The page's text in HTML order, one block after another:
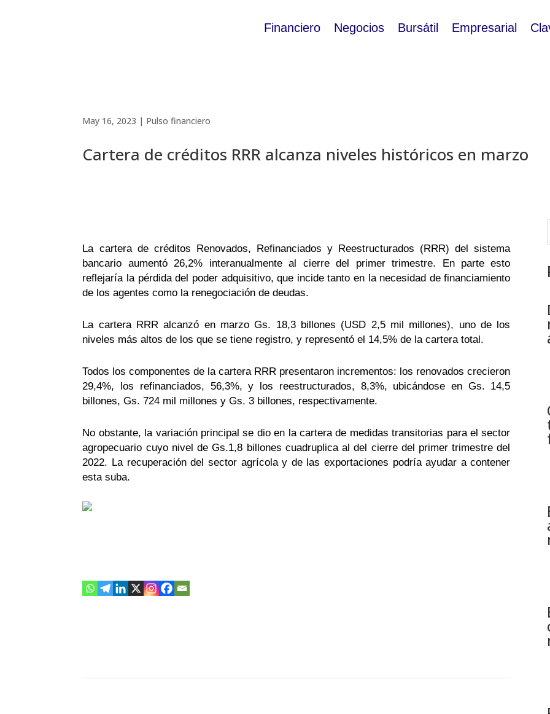
Financiero Negocios Bursátil Empresarial
May 16, 2023 | Pulso financiero
Cartera de créditos RRR alcanza niveles históricos en marzo
La cartera de créditos Renovados, Refinanciados y Reestructurados (RRR) del sistema
bancario aumentó 26,2% interanualmente al cierre del primer trimestre. En parte esto
reflejaría la pérdida del poder adquisitivo, que incide tanto en la necesidad de financiamiento
de los agentes como la renegociación de deudas.
La cartera RRR alcanzó en marzo Gs. 18,3 billones (USD 2,5 mil millones), uno de los
niveles más altos de los que se tiene registro, y representó el 14,5% de la cartera total.
Todos los componentes de la cartera RRR presentaron incrementos: los renovados crecieron
29,4%, los refinanciados, 56,3%, y los reestructurados, 8,3%, ubicándose en Gs. 14,5
billones, Gs. 724 mil millones y Gs. 3 billones, respectivamente.
No obstante, la variación principal se dio en la cartera de medidas transitorias para el sector
agropecuario cuyo nivel de Gs.1,8 billones cuadruplica al del cierre del primer trimestre del
2022. La recuperación del sector agrícola y de las exportaciones podría ayudar a contener
esta suba.